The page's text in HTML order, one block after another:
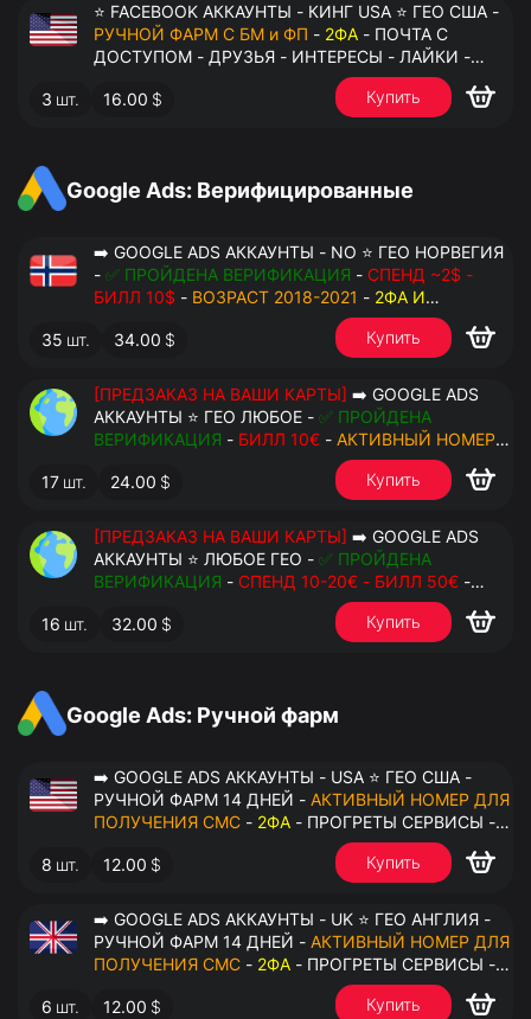
⭐ FACEBOOK АККАУНТЫ - КИНГ USA ⭐ ГЕО США -
РУЧНОЙ ФАРМ С БМ и ФП - 2ФА - ПОЧТА С
ДОСТУПОМ - ДРУЗЬЯ - ИНТЕРЕСЫ - ЛАЙКИ -
КОММЕНТАРИИ - ПЕРЕДАЧА В АНТИДЕТЕКТ
3 шт. 16.00 $ Купить
Google Ads: Верифицированные
➡️ GOOGLE ADS АККАУНТЫ - NO ⭐ ГЕО НОРВЕГИЯ
- ✅ ПРОЙДЕНА ВЕРИФИКАЦИЯ - СПЕНД ~2$ -
БИЛЛ 10$ - ВОЗРАСТ 2018-2021 - 2ФА И
- РУЧНОЙ ФАРМ - РЕЗЕРВНАЯ
ПОЧТА С ДОСТУПОМ - ПЕРЕДАЧА В OCTO
35 шт. 34.00 $ Купить
[ПРЕДЗАКАЗ НА ВАШИ КАРТЫ] ➡️ GOOGLE ADS
АККАУНТЫ ⭐ ГЕО ЛЮБОЕ - ✅ ПРОЙДЕНА
ВЕРИФИКАЦИЯ - БИЛЛ 10€ - АКТИВНЫЙ НОМЕР
2ФА И РЕЗЕРВНЫЕ КОДЫ
- РУЧНОЙ ФАРМ - РЕЗЕРВНАЯ ПОЧТА С
ДОСТУПОМ - ПЕРЕДАЧА В АНТИДЕТЕКТ
17 шт. 24.00 $ Купить
[ПРЕДЗАКАЗ НА ВАШИ КАРТЫ] ➡️ GOOGLE ADS
АККАУНТЫ ⭐ ЛЮБОЕ ГЕО - ✅ ПРОЙДЕНА
ВЕРИФИКАЦИЯ - СПЕНД 10-20€ - БИЛЛ 50€ -
АКТИВНЫЙ НОМЕР ДЛЯ ПОВТОРНЫХ СМС-
И РЕЗЕРВНЫЕ КОДЫ
- РУЧНОЙ ФАРМ -
РЕЗЕРВНАЯ ПОЧТА С ДОСТУПОМ - ПЕРЕДАЧА В
16 шт. 32.00 $ Купить
Google Ads: Ручной фарм
➡️ GOOGLE ADS АККАУНТЫ - USA ⭐ ГЕО США -
РУЧНОЙ ФАРМ 14 ДНЕЙ - АКТИВНЫЙ НОМЕР ДЛЯ
ПОЛУЧЕНИЯ СМС - 2ФА - ПРОГРЕТЫ СЕРВИСЫ -
8 шт. 12.00 $ Купить
➡️ GOOGLE ADS АККАУНТЫ - UK ⭐ ГЕО АНГЛИЯ -
РУЧНОЙ ФАРМ 14 ДНЕЙ - АКТИВНЫЙ НОМЕР ДЛЯ
ПОЛУЧЕНИЯ СМС - 2ФА - ПРОГРЕТЫ СЕРВИСЫ -
6 шт. 12.00 $ Купить